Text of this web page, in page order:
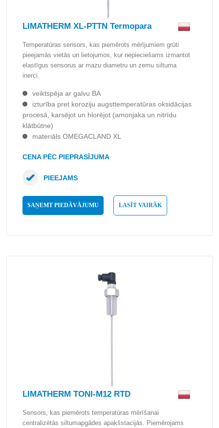
LIMATHERM XL-PTTN Termopara
Temperatūras sensors, kas piemērots mērījumiem grūti
pieejamās vietās un lietojumos, kur nepieciešams izmantot
elastīgus sensorus ar mazu diametru un zemu siltuma
inerci.
veiktspēja ar galvu BA
izturība pret koroziju augsttemperatūras oksidācijas
procesā, karsējot un hlorējot (amonjaka un nitrīdu
klātbūtne)
materiāls OMEGACLAND XL
CENA PĒC PIEPRASĪJUMA
SAŅEMT PIEDĀVĀJUMU LASĪT VAIRĀK
PIEEJAMS
LIMATHERM TONI-M12 RTD
Sensors, kas piemērots temperatūras mērīšanai
centralizētās siltumapgādes apakšstacijās. Piemērojams